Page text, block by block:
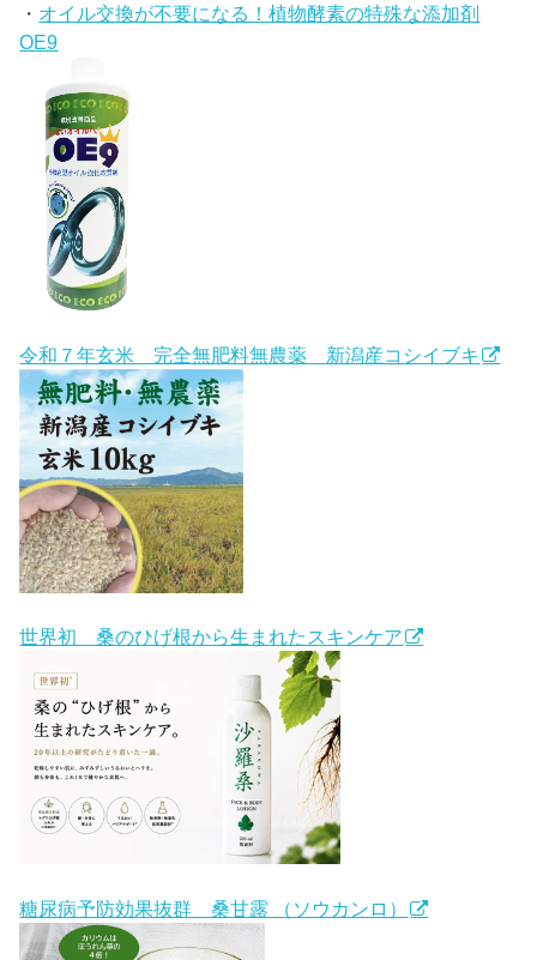
・ オイル交換が不要になる！植物酵素の特殊な添加剤
OE9
令和７年玄米 完全無肥料無農薬 新潟産コシイブキ
世界初 桑のひげ根から生まれたスキンケア
糖尿病予防効果抜群 桑甘露 （ソウカンロ）